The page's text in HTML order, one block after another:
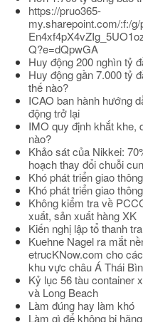
https://pruo365-
my.sharepoint.com/:f:/
Q?e=dQpwGA
Huy động 200 nghìn tỷ
Huy động gần 7.000 tỷ
thế nào?
ICAO ban hành hướng
động trở lại
IMO quy định khắt khe,
nào?
Khảo sát của Nikkei:
hoạch thay đổi chuỗi
Khó phát triển giao
Khó phát triển giao
Không kiểm tra về
xuất, sản xuất hàng XK
Kiến nghị lập tổ thanh
Kuehne Nagel ra mắt
etrucKNow.com cho
khu vực châu Á Thái
Kỷ lục 56 tàu container
và Long Beach
Làm đúng hay làm khó
Làm gì để không bị